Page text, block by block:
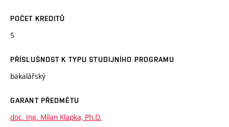
POČET KREDITŮ
5
PŘÍSLUŠNOST K TYPU STUDIJNÍHO PROGRAMU
bakalářský
GARANT PŘEDMĚTU
doc. Ing. Milan Klapka, Ph.D.